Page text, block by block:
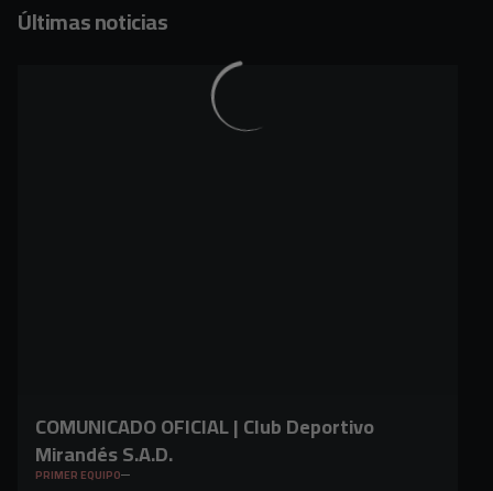
Últimas noticias
COMUNICADO OFICIAL | Club Deportivo
Mirandés S.A.D.
PRIMER EQUIPO